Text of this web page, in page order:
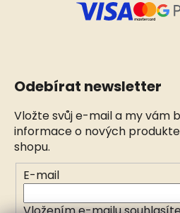
Odebírat newsletter
Vložte svůj e-mail a my vám
informace o nových
shopu.
E-mail